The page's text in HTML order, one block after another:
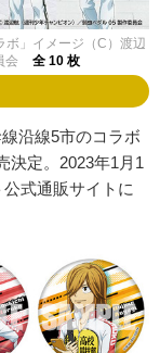
ボ」イメージ（C）渡辺
会
全 10 枚
沿線5市のコラボ
決定。2023年1月1
式通販サイトに